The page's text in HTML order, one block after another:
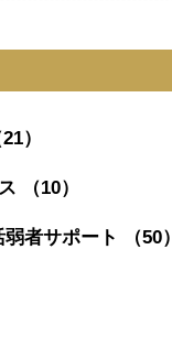
）
（10）
者サポート （50）